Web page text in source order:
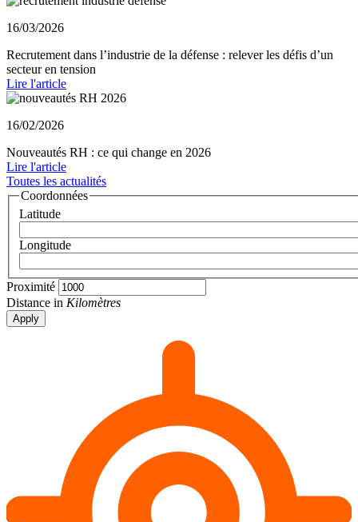
16/03/2026
Recrutement dans l’industrie de la défense : relever les défis d’un
secteur en tension
Lire l'article
16/02/2026
Nouveautés RH : ce qui change en 2026
Lire l'article
Toutes les actualités
Coordonnées
Latitude
Longitude
Proximité
Distance in Kilomètres